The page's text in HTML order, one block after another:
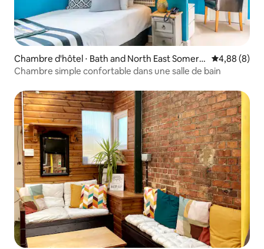
Chambre d'hôtel ⋅ Bath and North East Somers
et
Évaluation
4,88 (8)
Chambre simple confortable dans une salle de bain